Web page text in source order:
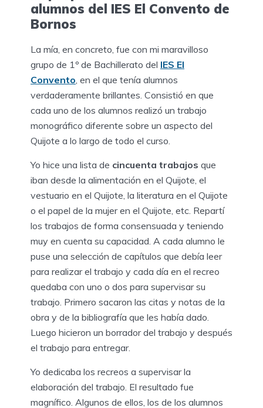
alumnos del IES El Convento de
Bornos
La mía, en concreto, fue con mi maravilloso
grupo de 1º de Bachillerato del IES El
Convento, en el que tenía alumnos
verdaderamente brillantes. Consistió en que
cada uno de los alumnos realizó un trabajo
monográfico diferente sobre un aspecto del
Quijote a lo largo de todo el curso.
Yo hice una lista de cincuenta trabajos que
iban desde la alimentación en el Quijote, el
vestuario en el Quijote, la literatura en el Quijote
o el papel de la mujer en el Quijote, etc. Repartí
los trabajos de forma consensuada y teniendo
muy en cuenta su capacidad. A cada alumno le
puse una selección de capítulos que debía leer
para realizar el trabajo y cada día en el recreo
quedaba con uno o dos para supervisar su
trabajo. Primero sacaron las citas y notas de la
obra y de la bibliografía que les había dado.
Luego hicieron un borrador del trabajo y después
el trabajo para entregar.
Yo dedicaba los recreos a supervisar la
elaboración del trabajo. El resultado fue
magnífico. Algunos de ellos, los de los alumnos